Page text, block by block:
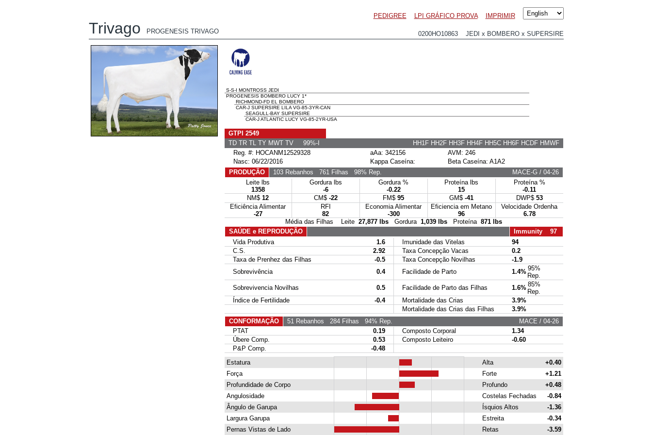
PEDIGREE LPI GRÁFICO PROVA IMPRIMIR
Trivago PROGENESIS TRIVAGO 0200HO10863 JEDI x BOMBERO x SUPERSIRE
S-S-I MONTROSS JEDI
PROGENESIS BOMBERO LUCY 1*
RICHMOND-FD EL BOMBERO
CAR-J SUPERSIRE LILA VG-85-3YR-CAN
SEAGULL-BAY SUPERSIRE
CAR-J ATLANTIC LUCY VG-85-2YR-USA
GTPI 2549
TD TR TL TY MWT TV 99%-I
HH1F HH2F HH3F HH4F HH5C HH6F HCDF HMWF
Reg. #: HOCANM12529328
aAa: 342156
AVM: 246
Nasc: 06/22/2016
Kappa Caseína:
Beta Caseína: A1A2
PRODUÇÃO
103 Rebanhos 761 Filhas 98% Rep.
MACE-G / 04-26
Leite lbs
1358
Gordura lbs
-6
Gordura %
-0.22
Proteína lbs
15
Proteína %
-0.11
NM$ 12 CM$ -22 FM$ 95 GM$ -41 DWP$ 53
Eficiência Alimentar
-27
RFI
82
Economia Alimentar
-300
Eficiencia em Metano
96
Velocidade Ordenha
6.78
Média das Filhas Leite 27,877 lbs Gordura 1,039 lbs Proteína 871 lbs
SAÚDE e REPRODUÇÃO
Immunity 97
Vida Produtiva
1.6 Imunidade das Vitelas
94
C.S.
2.92 Taxa Concepção Vacas
0.2
Taxa de Prenhez das Filhas
-0.5 Taxa Concepção Novilhas
-1.9
Sobrevivência
0.4 Facilidade de Parto 1.4% 95%
Rep.
Sobrevivencia Novilhas
0.5 Facilidade de Parto das Filhas 1.6% 85%
Rep.
Índice de Fertilidade
-0.4 Mortalidade das Crias
3.9%
Mortalidade das Crias das Filhas
3.9%
CONFORMAÇÃO
51 Rebanhos 284 Filhas 94% Rep.
MACE / 04-26
PTAT
0.19 Composto Corporal
1.34
Úbere Comp.
0.53 Composto Leiteiro
-0.60
P&P Comp.
-0.48
Estatura
Alta
+0.40
Força
Forte
+1.21
Profundidade de Corpo
Profundo
+0.48
Angulosidade
Costelas Fechadas
-0.84
Ângulo de Garupa
Ísquios Altos
-1.36
Largura Garupa
Estreita
-0.34
Pernas Vistas de Lado
Retas -3.59